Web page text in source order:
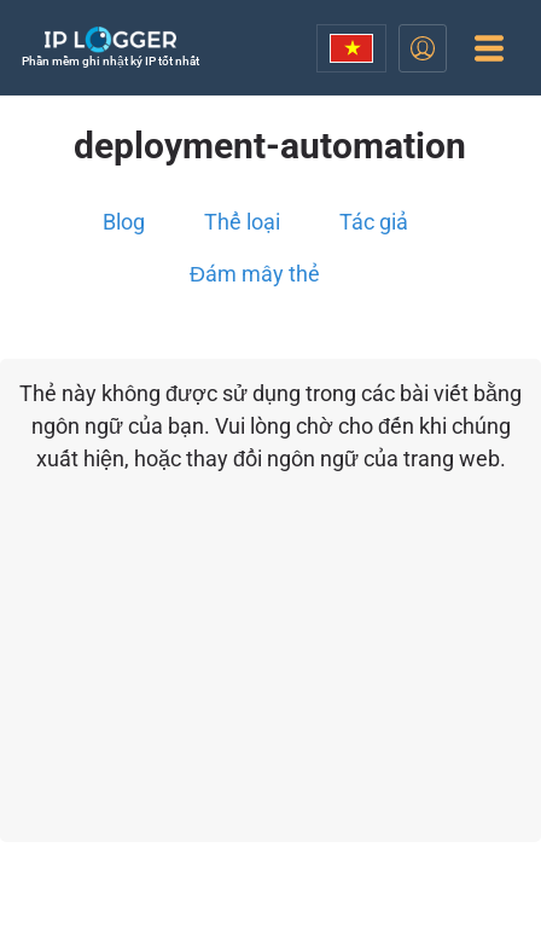
Phần mềm ghi nhật ký IP tốt nhất
deployment-automation
Blog Thể loại Tác giả
Đám mây thẻ